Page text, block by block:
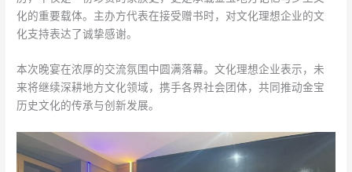
化的重要载体。主办方代表在接受赠书时，对文化理想企业的文
化支持表达了诚挚感谢。
本次晚宴在浓厚的交流氛围中圆满落幕。文化理想企业表示，未
来将继续深耕地方文化领域，携手各界社会团体，共同推动金宝
历史文化的传承与创新发展。